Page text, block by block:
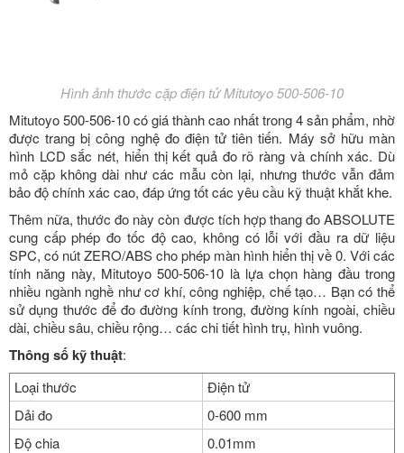
Hình ảnh thước cặp điện tử Mitutoyo 500-506-10
Mitutoyo 500-506-10 có giá thành cao nhất trong 4 sản phẩm, nhờ
được trang bị công nghệ đo điện tử tiên tiến. Máy sở hữu màn
hình LCD sắc nét, hiển thị kết quả đo rõ ràng và chính xác. Dù
mỏ cặp không dài như các mẫu còn lại, nhưng thước vẫn đảm
bảo độ chính xác cao, đáp ứng tốt các yêu cầu kỹ thuật khắt khe.
Thêm nữa, thước đo này còn được tích hợp thang đo ABSOLUTE
cung cấp phép đo tốc độ cao, không có lỗi với đầu ra dữ liệu
SPC, có nút ZERO/ABS cho phép màn hình hiển thị về 0. Với các
tính năng này, Mitutoyo 500-506-10 là lựa chọn hàng đầu trong
nhiều ngành nghề như cơ khí, công nghiệp, chế tạo… Bạn có thể
sử dụng thước để đo đường kính trong, đường kính ngoài, chiều
dài, chiều sâu, chiều rộng… các chi tiết hình trụ, hình vuông.
Thông số kỹ thuật:
Loại thước
Điện tử
Dải đo
0-600 mm
Độ chia
0.01mm